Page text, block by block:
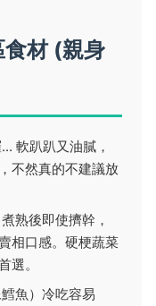
材 (親身
軟趴趴又油膩，
不然真的不建議放
熟後即使擠幹，
相口感。硬梗蔬菜
選。
魚）冷吃容易